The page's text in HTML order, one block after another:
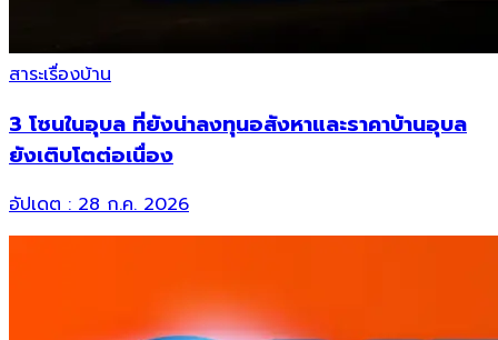
สาระเรื่องบ้าน
3 โซนในอุบล ที่ยังน่าลงทุนอสังหาและราคาบ้านอุบล
ยังเติบโตต่อเนื่อง
อัปเดต :28 ก.ค. 2026